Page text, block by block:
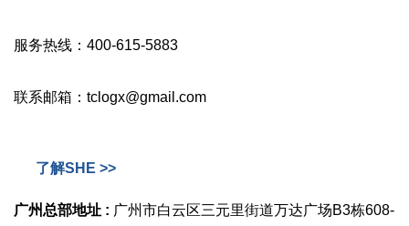
服务热线：400-615-5883
联系邮箱：tclogx@gmail.com
了解SHE >>
广州总部地址 : 广州市白云区三元里街道万达广场B3栋608-